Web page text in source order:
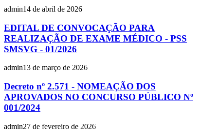
admin14 de abril de 2026
EDITAL DE CONVOCAÇÃO PARA
REALIZAÇÃO DE EXAME MÉDICO - PSS
SMSVG - 01/2026
admin13 de março de 2026
Decreto nº 2.571 - NOMEAÇÃO DOS
APROVADOS NO CONCURSO PÚBLICO Nº
001/2024
admin27 de fevereiro de 2026